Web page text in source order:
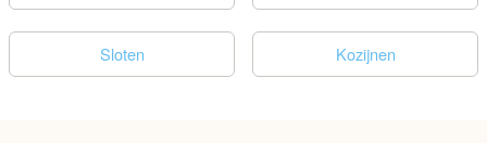
Sloten Kozijnen